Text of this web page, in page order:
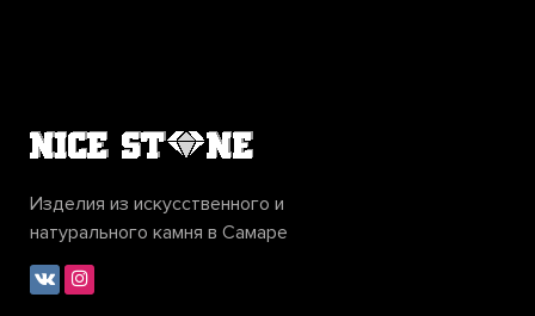
Изделия из искусственного и
натурального камня в Самаре